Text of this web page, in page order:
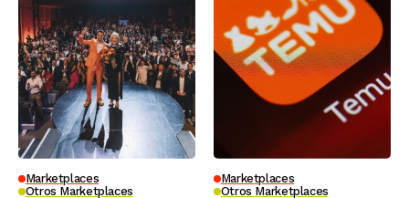
Marketplaces
Otros Marketplaces
Marketplaces
Otros Marketplaces